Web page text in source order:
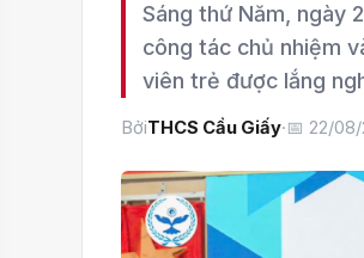
Sáng thứ Năm, ngày
công tác chủ nhiệm
viên trẻ được lắng
BởiTHCS Cầu Giấy·📅 22/